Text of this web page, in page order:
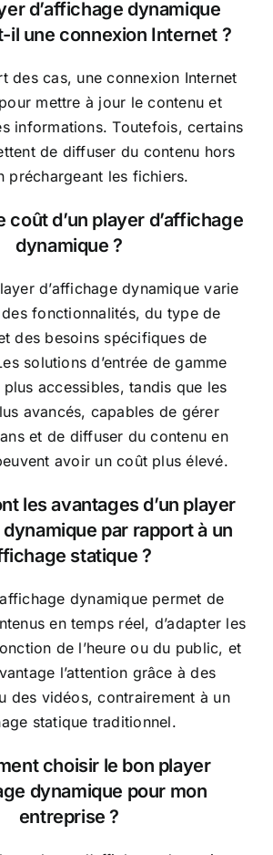
d’affichage dynamique
il une connexion Internet ?
des cas, une connexion Internet
mettre à jour le contenu et
informations. Toutefois, certains
de diffuser du contenu hors
préchargeant les fichiers.
coût d’un player d’affichage
dynamique ?
d’affichage dynamique varie
fonctionnalités, du type de
des besoins spécifiques de
solutions d’entrée de gamme
accessibles, tandis que les
avancés, capables de gérer
et de diffuser du contenu en
avoir un coût plus élevé.
les avantages d’un player
par rapport à un
statique ?
dynamique permet de
en temps réel, d’adapter les
de l’heure ou du public, et
l’attention grâce à des
des vidéos, contrairement à un
statique traditionnel.
choisir le bon player
dynamique pour mon
entreprise ?